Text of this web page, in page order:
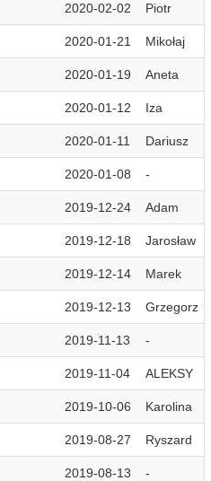
2020-02-02 Piotr
2020-01-21 Mikołaj
2020-01-19 Aneta
2020-01-12 Iza
2020-01-11 Dariusz
2020-01-08 -
2019-12-24 Adam
2019-12-18 Jarosław
2019-12-14 Marek
2019-12-13 Grzegorz
2019-11-13 -
2019-11-04 ALEKSY
2019-10-06 Karolina
2019-08-27 Ryszard
2019-08-13 -